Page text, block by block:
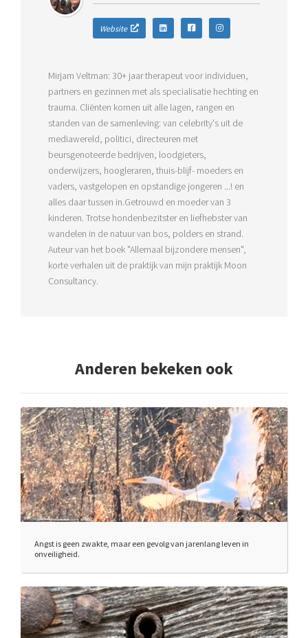
Website
Mirjam Veltman: 30+ jaar therapeut voor individuen,
partners en gezinnen met als specialisatie hechting en
trauma. Cliënten komen uit alle lagen, rangen en
standen van de samenleving: van celebrity's uit de
mediawereld, politici, directeuren met
beursgenoteerde bedrijven, loodgieters,
onderwijzers, hoogleraren, thuis-blijf- moeders en
vaders, vastgelopen en opstandige jongeren ...! en
alles daar tussen in.Getrouwd en moeder van 3
kinderen. Trotse hondenbezitster en liefhebster van
wandelen in de natuur van bos, polders en strand.
Auteur van het boek "Allemaal bijzondere mensen",
korte verhalen uit de praktijk van mijn praktijk Moon
Consultancy.
Anderen bekeken ook
Angst is geen zwakte, maar een gevolg van jarenlang leven in
onveiligheid.